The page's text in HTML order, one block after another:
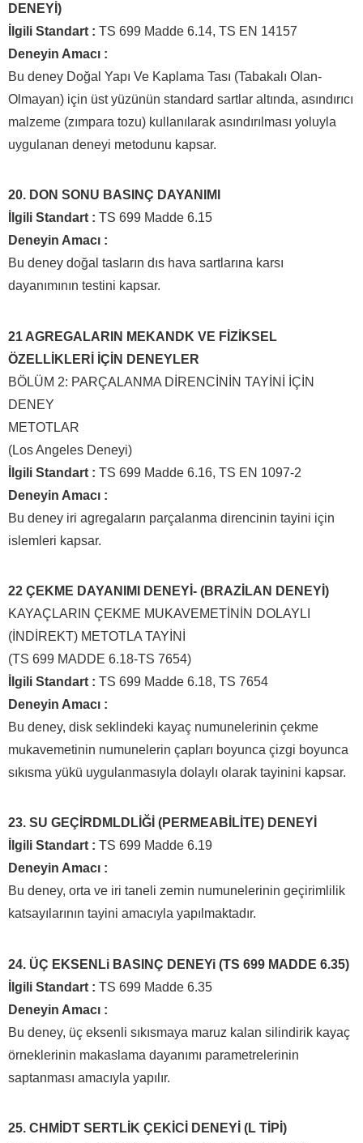
DENEYİ)
İlgili Standart : TS 699 Madde 6.14, TS EN 14157
Deneyin Amacı :
Bu deney Doğal Yapı Ve Kaplama Tası (Tabakalı Olan-
Olmayan) için üst yüzünün standard sartlar altında, asındırıcı
malzeme (zımpara tozu) kullanılarak asındırılması yoluyla
uygulanan deneyi metodunu kapsar.
20. DON SONU BASINÇ DAYANIMI
İlgili Standart : TS 699 Madde 6.15
Deneyin Amacı :
Bu deney doğal tasların dıs hava sartlarına karsı
dayanımının testini kapsar.
21 AGREGALARIN MEKANDK VE FİZİKSEL
ÖZELLİKLERİ İÇİN DENEYLER
BÖLÜM 2: PARÇALANMA DİRENCİNİN TAYİNİ İÇİN
DENEY
METOTLAR
(Los Angeles Deneyi)
İlgili Standart : TS 699 Madde 6.16, TS EN 1097-2
Deneyin Amacı :
Bu deney iri agregaların parçalanma direncinin tayini için
islemleri kapsar.
22 ÇEKME DAYANIMI DENEYİ- (BRAZİLAN DENEYİ)
KAYAÇLARIN ÇEKME MUKAVEMETİNİN DOLAYLI
(İNDİREKT) METOTLA TAYİNİ
(TS 699 MADDE 6.18-TS 7654)
İlgili Standart : TS 699 Madde 6.18, TS 7654
Deneyin Amacı :
Bu deney, disk seklindeki kayaç numunelerinin çekme
mukavemetinin numunelerin çapları boyunca çizgi boyunca
sıkısma yükü uygulanmasıyla dolaylı olarak tayinini kapsar.
23. SU GEÇİRDMLDLİĞİ (PERMEABİLİTE) DENEYİ
İlgili Standart : TS 699 Madde 6.19
Deneyin Amacı :
Bu deney, orta ve iri taneli zemin numunelerinin geçirimlilik
katsayılarının tayini amacıyla yapılmaktadır.
24. ÜÇ EKSENLi BASINÇ DENEYi (TS 699 MADDE 6.35)
İlgili Standart : TS 699 Madde 6.35
Deneyin Amacı :
Bu deney, üç eksenli sıkısmaya maruz kalan silindirik kayaç
örneklerinin makaslama dayanımı parametrelerinin
saptanması amacıyla yapılır.
25. CHMİDT SERTLİK ÇEKİCİ DENEYİ (L TİPİ)